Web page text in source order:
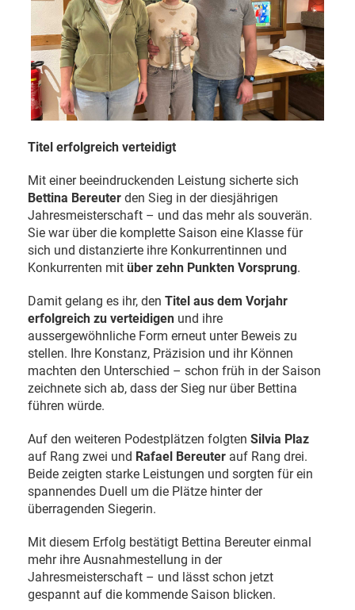
Titel erfolgreich verteidigt
Mit einer beeindruckenden Leistung sicherte sich
Bettina Bereuter den Sieg in der diesjährigen
Jahresmeisterschaft – und das mehr als souverän.
Sie war über die komplette Saison eine Klasse für
sich und distanzierte ihre Konkurrentinnen und
Konkurrenten mit über zehn Punkten Vorsprung.
Damit gelang es ihr, den Titel aus dem Vorjahr
erfolgreich zu verteidigen und ihre
aussergewöhnliche Form erneut unter Beweis zu
stellen. Ihre Konstanz, Präzision und ihr Können
machten den Unterschied – schon früh in der Saison
zeichnete sich ab, dass der Sieg nur über Bettina
führen würde.
Auf den weiteren Podestplätzen folgten Silvia Plaz
auf Rang zwei und Rafael Bereuter auf Rang drei.
Beide zeigten starke Leistungen und sorgten für ein
spannendes Duell um die Plätze hinter der
überragenden Siegerin.
Mit diesem Erfolg bestätigt Bettina Bereuter einmal
mehr ihre Ausnahmestellung in der
Jahresmeisterschaft – und lässt schon jetzt
gespannt auf die kommende Saison blicken.